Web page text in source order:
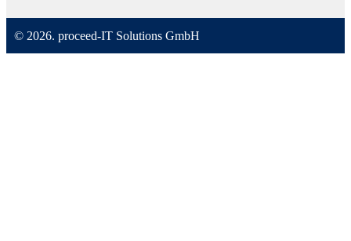
© 2026. proceed-IT Solutions GmbH